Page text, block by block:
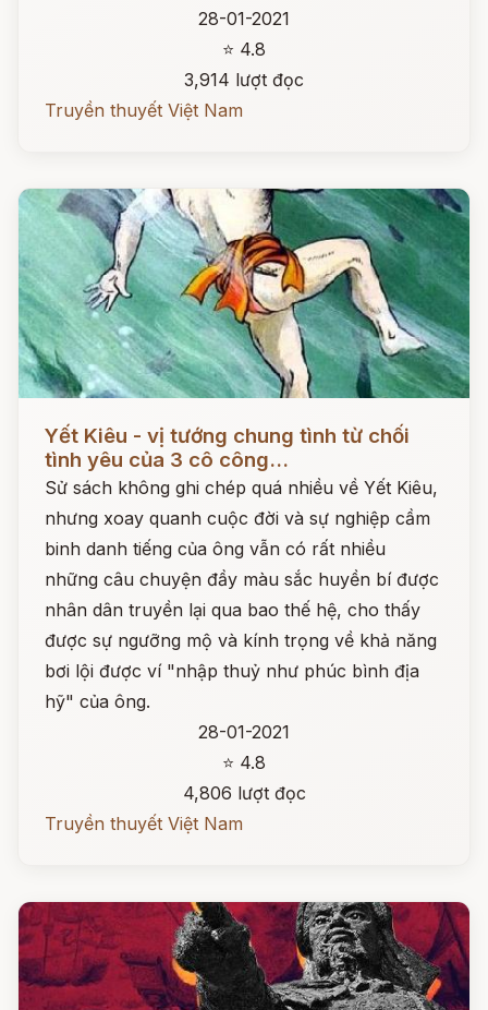
28-01-2021
⭐ 4.8
3,914 lượt đọc
Truyền thuyết Việt Nam
Đọc ngay
Yết Kiêu - vị tướng chung tình từ chối
tình yêu của 3 cô công...
Sử sách không ghi chép quá nhiều về Yết Kiêu,
nhưng xoay quanh cuộc đời và sự nghiệp cầm
binh danh tiếng của ông vẫn có rất nhiều
những câu chuyện đầy màu sắc huyền bí được
nhân dân truyền lại qua bao thế hệ, cho thấy
được sự ngưỡng mộ và kính trọng về khả năng
bơi lội được ví "nhập thuỷ như phúc bình địa
hỹ" của ông.
28-01-2021
⭐ 4.8
4,806 lượt đọc
Truyền thuyết Việt Nam